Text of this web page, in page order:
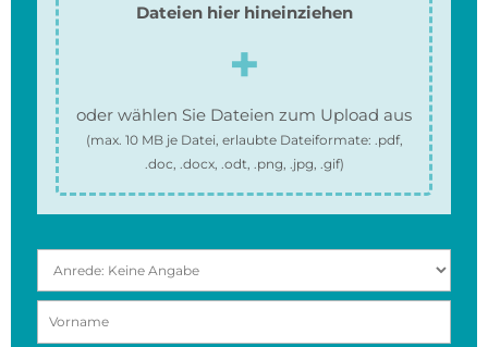
Dateien hier hineinziehen
oder wählen Sie Dateien zum Upload aus
(max. 10 MBje Datei, erlaubte Dateiformate: .pdf,
.doc, .docx, .odt, .png, .jpg, .gif)